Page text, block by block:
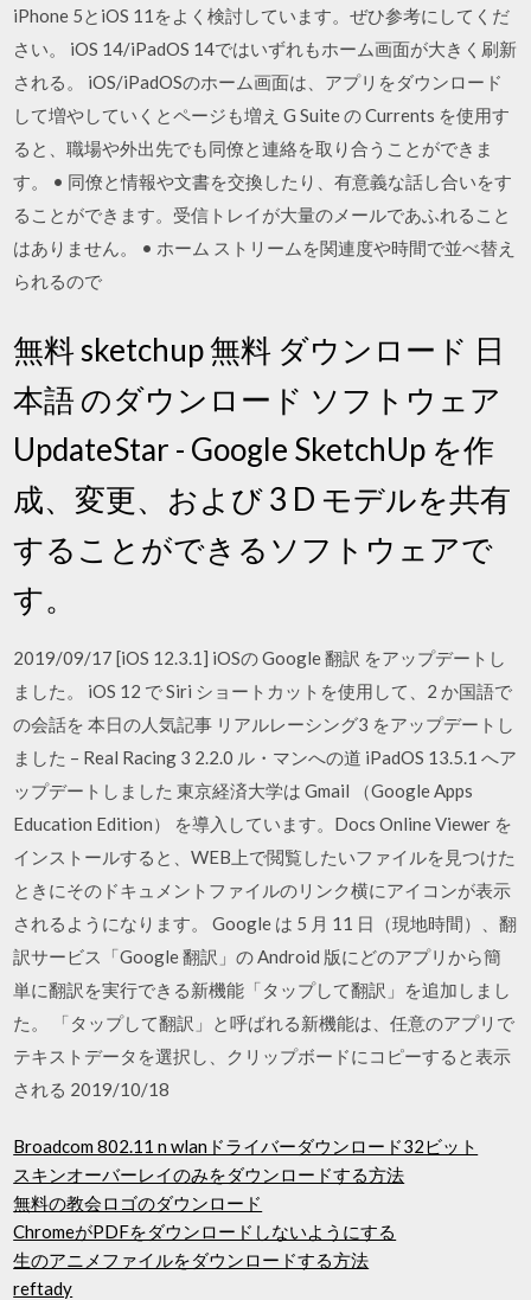
iPhone 5とiOS 11をよく検討しています。ぜひ参考にしてくだ
さい。 iOS 14/iPadOS 14ではいずれもホーム画面が大きく刷新
される。 iOS/iPadOSのホーム画面は、アプリをダウンロード
して増やしていくとページも増え ‎G Suite の Currents を使用す
ると、職場や外出先でも同僚と連絡を取り合うことができま
す。 • 同僚と情報や文書を交換したり、有意義な話し合いをす
ることができます。受信トレイが大量のメールであふれること
はありません。 • ホーム ストリームを関連度や時間で並べ替え
られるので
無料 sketchup 無料 ダウンロード 日
本語 のダウンロード ソフトウェア
UpdateStar - Google SketchUp を作
成、変更、および 3 D モデルを共有
することができるソフトウェアで
す。
2019/09/17 [iOS 12.3.1] iOSの Google 翻訳 をアップデートし
ました。 iOS 12 で Siri ショートカットを使用して、2 か国語で
の会話を 本日の人気記事 リアルレーシング3 をアップデートし
ました – Real Racing 3 2.2.0 ル・マンへの道 iPadOS 13.5.1 へア
ップデートしました 東京経済大学は Gmail （Google Apps
Education Edition） を導入しています。Docs Online Viewer を
インストールすると、WEB上で閲覧したいファイルを見つけた
ときにそのドキュメントファイルのリンク横にアイコンが表示
されるようになります。 Google は 5 月 11 日（現地時間）、翻
訳サービス「Google 翻訳」の Android 版にどのアプリから簡
単に翻訳を実行できる新機能「タップして翻訳」を追加しまし
た。 「タップして翻訳」と呼ばれる新機能は、任意のアプリで
テキストデータを選択し、クリップボードにコピーすると表示
される 2019/10/18
Broadcom 802.11 n wlanドライバーダウンロード32ビット
スキンオーバーレイのみをダウンロードする方法
無料の教会ロゴのダウンロード
ChromeがPDFをダウンロードしないようにする
生のアニメファイルをダウンロードする方法
reftady